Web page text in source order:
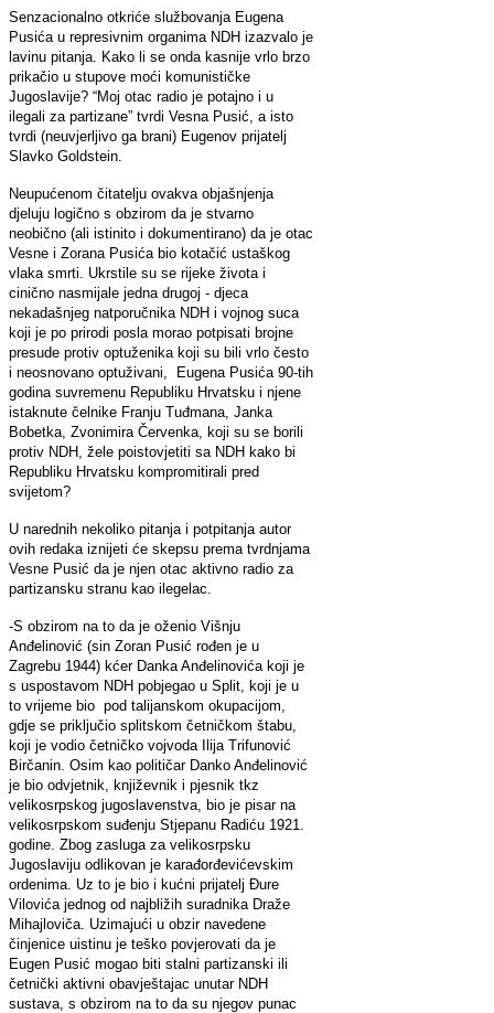
Senzacionalno otkriće službovanja Eugena
Pusića u represivnim organima NDH izazvalo je
lavinu pitanja. Kako li se onda kasnije vrlo brzo
prikačio u stupove moći komunističke
Jugoslavije? “Moj otac radio je potajno i u
ilegali za partizane” tvrdi Vesna Pusić, a isto
tvrdi (neuvjerljivo ga brani) Eugenov prijatelj
Slavko Goldstein.
Neupućenom čitatelju ovakva objašnjenja
djeluju logično s obzirom da je stvarno
neobično (ali istinito i dokumentirano) da je otac
Vesne i Zorana Pusića bio kotačić ustaškog
vlaka smrti. Ukrstile su se rijeke života i
cinično nasmijale jedna drugoj - djeca
nekadašnjeg natporučnika NDH i vojnog suca
koji je po prirodi posla morao potpisati brojne
presude protiv optuženika koji su bili vrlo često
i neosnovano optuživani, Eugena Pusića 90-tih
godina suvremenu Republiku Hrvatsku i njene
istaknute čelnike Franju Tuđmana, Janka
Bobetka, Zvonimira Červenka, koji su se borili
protiv NDH, žele poistovjetiti sa NDH kako bi
Republiku Hrvatsku kompromitirali pred
svijetom?
U narednih nekoliko pitanja i potpitanja autor
ovih redaka iznijeti će skepsu prema tvrdnjama
Vesne Pusić da je njen otac aktivno radio za
partizansku stranu kao ilegelac.
-S obzirom na to da je oženio Višnju
Anđelinović (sin Zoran Pusić rođen je u
Zagrebu 1944) kćer Danka Anđelinovića koji je
s uspostavom NDH pobjegao u Split, koji je u
to vrijeme bio pod talijanskom okupacijom,
gdje se priključio splitskom četničkom štabu,
koji je vodio četničko vojvoda Ilija Trifunović
Birčanin. Osim kao političar Danko Anđelinović
je bio odvjetnik, književnik i pjesnik tkz
velikosrpskog jugoslavenstva, bio je pisar na
velikosrpskom suđenju Stjepanu Radiću 1921.
godine. Zbog zasluga za velikosrpsku
Jugoslaviju odlikovan je karađorđevićevskim
ordenima. Uz to je bio i kućni prijatelj Đure
Vilovića jednog od najbližih suradnika Draže
Mihajloviča. Uzimajući u obzir navedene
činjenice uistinu je teško povjerovati da je
Eugen Pusić mogao biti stalni partizanski ili
četnički aktivni obavještajac unutar NDH
sustava, s obzirom na to da su njegov punac